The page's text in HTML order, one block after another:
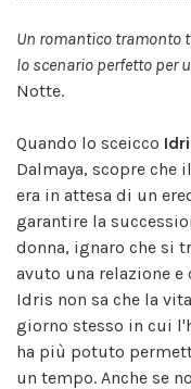
Un romantico tramonto
lo scenario perfetto per
Notte.
Quando lo sceicco
Dalmaya, scopre che
era in attesa di un
garantire la
donna, ignaro che si
avuto una relazione e
Idris non sa che la
giorno stesso in cui
ha più potuto
un tempo. Anche se